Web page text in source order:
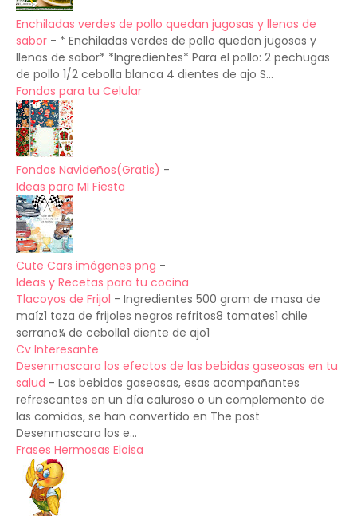
Enchiladas verdes de pollo quedan jugosas y llenas de
sabor - * Enchiladas verdes de pollo quedan jugosas y
llenas de sabor* *Ingredientes* Para el pollo: 2 pechugas
de pollo 1/2 cebolla blanca 4 dientes de ajo S...
Fondos para tu Celular
Fondos Navideños(Gratis) -
Ideas para MI Fiesta
Cute Cars imágenes png -
Ideas y Recetas para tu cocina
Tlacoyos de Frijol - Ingredientes 500 gram de masa de
maíz1 taza de frijoles negros refritos8 tomates1 chile
serrano¼ de cebolla1 diente de ajo1
Cv Interesante
Desenmascara los efectos de las bebidas gaseosas en tu
salud - Las bebidas gaseosas, esas acompañantes
refrescantes en un día caluroso o un complemento de
las comidas, se han convertido en The post
Desenmascara los e...
Frases Hermosas Eloisa